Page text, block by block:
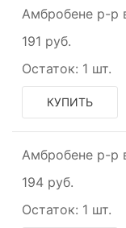
Амбробене р-р
191 руб.
Остаток: 1 шт.
КУПИТЬ
Амбробене р-р
194 руб.
Остаток: 1 шт.